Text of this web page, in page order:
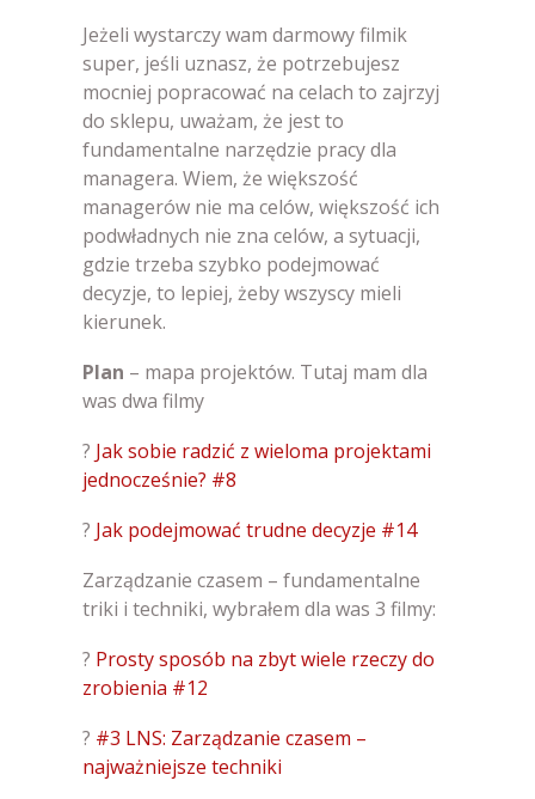
Jeżeli wystarczy wam darmowy filmik
super, jeśli uznasz, że potrzebujesz
mocniej popracować na celach to zajrzyj
do sklepu, uważam, że jest to
fundamentalne narzędzie pracy dla
managera. Wiem, że większość
managerów nie ma celów, większość ich
podwładnych nie zna celów, a sytuacji,
gdzie trzeba szybko podejmować
decyzje, to lepiej, żeby wszyscy mieli
kierunek.
Plan – mapa projektów. Tutaj mam dla
was dwa filmy
? Jak sobie radzić z wieloma projektami
jednocześnie? #8
? Jak podejmować trudne decyzje #14
Zarządzanie czasem – fundamentalne
triki i techniki, wybrałem dla was 3 filmy:
? Prosty sposób na zbyt wiele rzeczy do
zrobienia #12
? #3 LNS: Zarządzanie czasem –
najważniejsze techniki